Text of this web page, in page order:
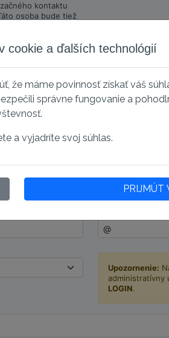
kontaktu
osoba bude tiež
účet
IČ
Upozornenie:
administratívny
LOGIN.
cookie a ďalších technológií
že máme povinnosť získať váš
správne fungovanie a
a vyjadríte svoj súhlas.
PRIJMÚT